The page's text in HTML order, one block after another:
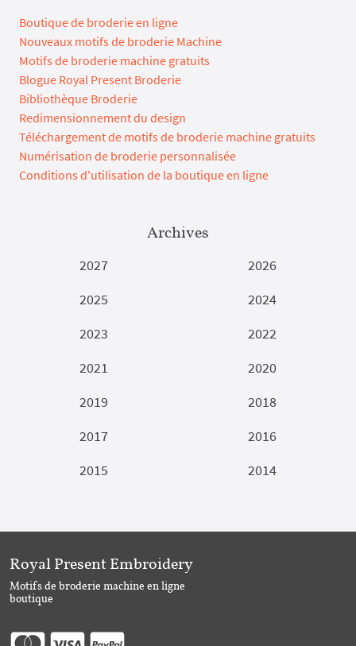
Boutique de broderie en ligne
Nouveaux motifs de broderie Machine
Motifs de broderie machine gratuits
Blogue Royal Present Broderie
Bibliothèque Broderie
Redimensionnement du design
Téléchargement de motifs de broderie machine gratuits
Numérisation de broderie personnalisée
Conditions d'utilisation de la boutique en ligne
Archives
2027
2026
2025
2024
2023
2022
2021
2020
2019
2018
2017
2016
2015
2014
Royal Present Embroidery
Motifs de broderie machine en ligne
boutique